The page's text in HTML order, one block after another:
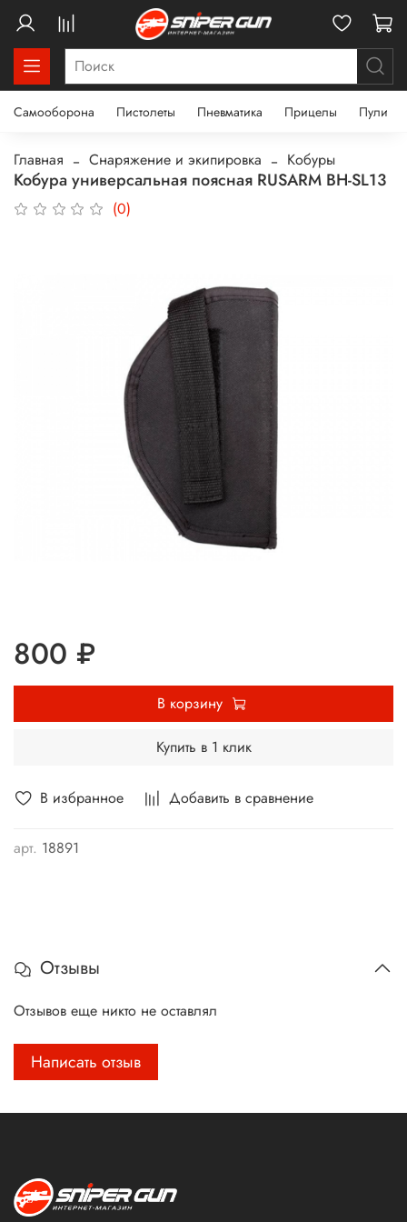
Самооборона Пистолеты Пневматика Прицелы Пули
Главная Снаряжение и экипировка Кобуры
Кобура универсальная поясная RUSARM BH-SL13
(0)
В избранное Добавить в сравнение
арт. 18891
800 ₽
В корзину
Купить в 1 клик
Отзывы
Отзывов еще никто не оставлял
Написать отзыв